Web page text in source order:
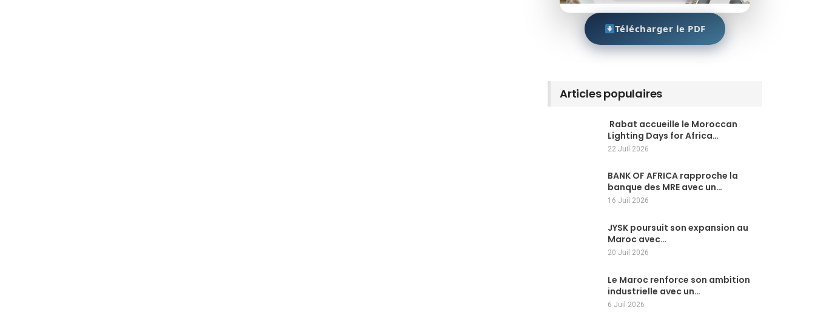
Télécharger le PDF
Articles populaires
Rabat accueille le Moroccan
Lighting Days for Africa…
22 Juil 2026
BANK OF AFRICA rapproche la
banque des MRE avec un…
16 Juil 2026
JYSK poursuit son expansion au
Maroc avec…
20 Juil 2026
Le Maroc renforce son ambition
industrielle avec un…
6 Juil 2026